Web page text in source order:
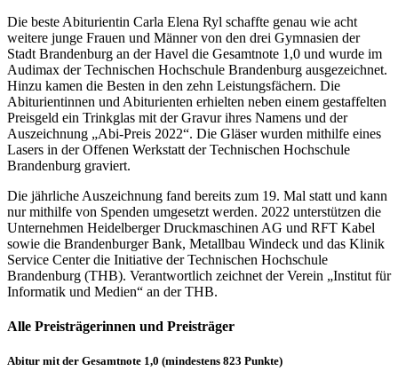
Die beste Abiturientin Carla Elena Ryl schaffte genau wie acht
weitere junge Frauen und Männer von den drei Gymnasien der
Stadt Brandenburg an der Havel die Gesamtnote 1,0 und wurde im
Audimax der Technischen Hochschule Brandenburg ausgezeichnet.
Hinzu kamen die Besten in den zehn Leistungsfächern. Die
Abiturientinnen und Abiturienten erhielten neben einem gestaffelten
Preisgeld ein Trinkglas mit der Gravur ihres Namens und der
Auszeichnung „Abi-Preis 2022“. Die Gläser wurden mithilfe eines
Lasers in der Offenen Werkstatt der Technischen Hochschule
Brandenburg graviert.
Die jährliche Auszeichnung fand bereits zum 19. Mal statt und kann
nur mithilfe von Spenden umgesetzt werden. 2022 unterstützen die
Unternehmen Heidelberger Druckmaschinen AG und RFT Kabel
sowie die Brandenburger Bank, Metallbau Windeck und das Klinik
Service Center die Initiative der Technischen Hochschule
Brandenburg (THB). Verantwortlich zeichnet der Verein „Institut für
Informatik und Medien“ an der THB.
Alle Preisträgerinnen und Preisträger
Abitur mit der Gesamtnote 1,0 (mindestens 823 Punkte)